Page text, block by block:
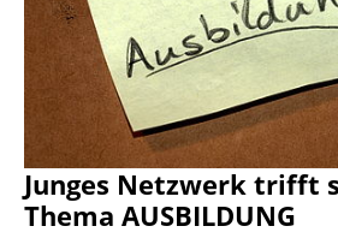
Junges Netzwerk trifft
Thema AUSBILDUNG